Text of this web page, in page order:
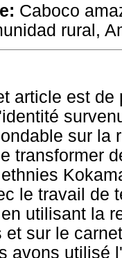
Caboco
rural,
article est
sur la
transformer
le travail de
utilisant la
et sur le
avons utilisé